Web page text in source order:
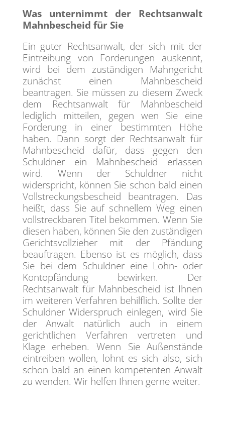
Was unternimmt der Rechtsanwalt
Mahnbescheid für Sie
Ein guter Rechtsanwalt, der sich mit der
Eintreibung von Forderungen auskennt,
wird bei dem zuständigen Mahngericht
zunächst einen Mahnbescheid
beantragen. Sie müssen zu diesem Zweck
dem Rechtsanwalt für Mahnbescheid
lediglich mitteilen, gegen wen Sie eine
Forderung in einer bestimmten Höhe
haben. Dann sorgt der Rechtsanwalt für
Mahnbescheid dafür, dass gegen den
Schuldner ein Mahnbescheid erlassen
wird. Wenn der Schuldner nicht
widerspricht, können Sie schon bald einen
Vollstreckungsbescheid beantragen. Das
heißt, dass Sie auf schnellem Weg einen
vollstreckbaren Titel bekommen. Wenn Sie
diesen haben, können Sie den zuständigen
Gerichtsvollzieher mit der Pfändung
beauftragen. Ebenso ist es möglich, dass
Sie bei dem Schuldner eine Lohn- oder
Kontopfändung bewirken. Der
Rechtsanwalt für Mahnbescheid ist Ihnen
im weiteren Verfahren behilflich. Sollte der
Schuldner Widerspruch einlegen, wird Sie
der Anwalt natürlich auch in einem
gerichtlichen Verfahren vertreten und
Klage erheben. Wenn Sie Außenstände
eintreiben wollen, lohnt es sich also, sich
schon bald an einen kompetenten Anwalt
zu wenden. Wir helfen Ihnen gerne weiter.